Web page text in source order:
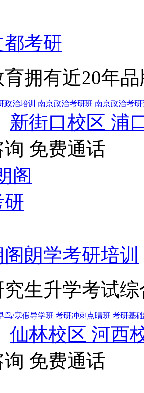
考研
拥有近20年
政治培训 南京政治考研班 南京政治考研
新街口校区 浦
免费通话
朗学考研培训
生升学考试
鸟/寒假导学班 考研冲刺点睛班 考研基
仙林校区 河西
免费通话